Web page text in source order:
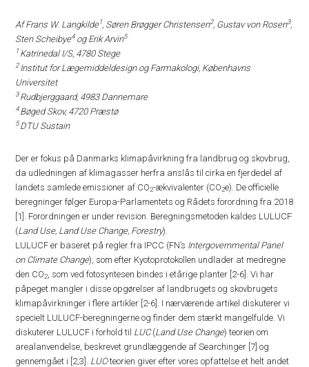
Af Frans W. Langkilde1, Søren Brøgger Christensen2, Gustav von Rosen3,
Sten Scheibye4og Erik Arvin5
1 Katrinedal I/S, 4780 Stege
2Institut for Lægemiddeldesign og Farmakologi, Københavns
Universitet
3Rudbjerggaard, 4983 Dannemare
4Bøged Skov, 4720 Præstø
5DTU Sustain
Der er fokus på Danmarks klimapåvirkning fra landbrug og skovbrug,
da udledningen af klimagasser herfra anslås til cirka en fjerdedel af
landets samlede emissioner af CO2-ækvivalenter (CO2e). De officielle
beregninger følger Europa-Parlamentets og Rådets forordning fra 2018
[1]. Forordningen er under revision. Beregningsmetoden kaldes LULUCF
(Land Use, Land Use Change, Forestry).
LULUCF er baseret på regler fra IPCC (FN’s Intergovernmental Panel
on Climate Change), som efter Kyotoprotokollen undlader at medregne
den CO2, som ved fotosyntesen bindes i etårige planter [2-6]. Vi har
påpeget mangler i disse opgørelser af landbrugets og skovbrugets
klimapåvirkninger i flere artikler [2-6]. I nærværende artikel diskuterer vi
specielt LULUCF-beregningerne og finder dem stærkt mangelfulde. Vi
diskuterer LULUCF i forhold til LUC(Land Use Change) teorien om
arealanvendelse, beskrevet grundlæggende af Searchinger [7] og
gennemgået i [2,3]. LUC-teorien giver efter vores opfattelse et helt andet